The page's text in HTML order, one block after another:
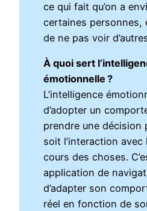
ce qui fait qu’on a
certaines personnes,
de ne pas voir
À quoi sert
émotionnelle ?
L’intelligence
d’adopter un
prendre une décision
soit l’interaction
cours des choses.
application de
d’adapter son
réel en fonction de